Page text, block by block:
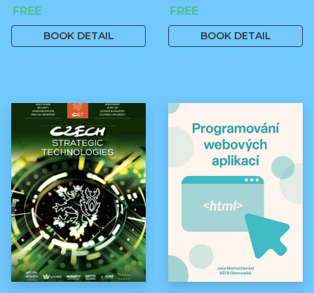
FREE
BOOK DETAIL
FREE
BOOK DETAIL